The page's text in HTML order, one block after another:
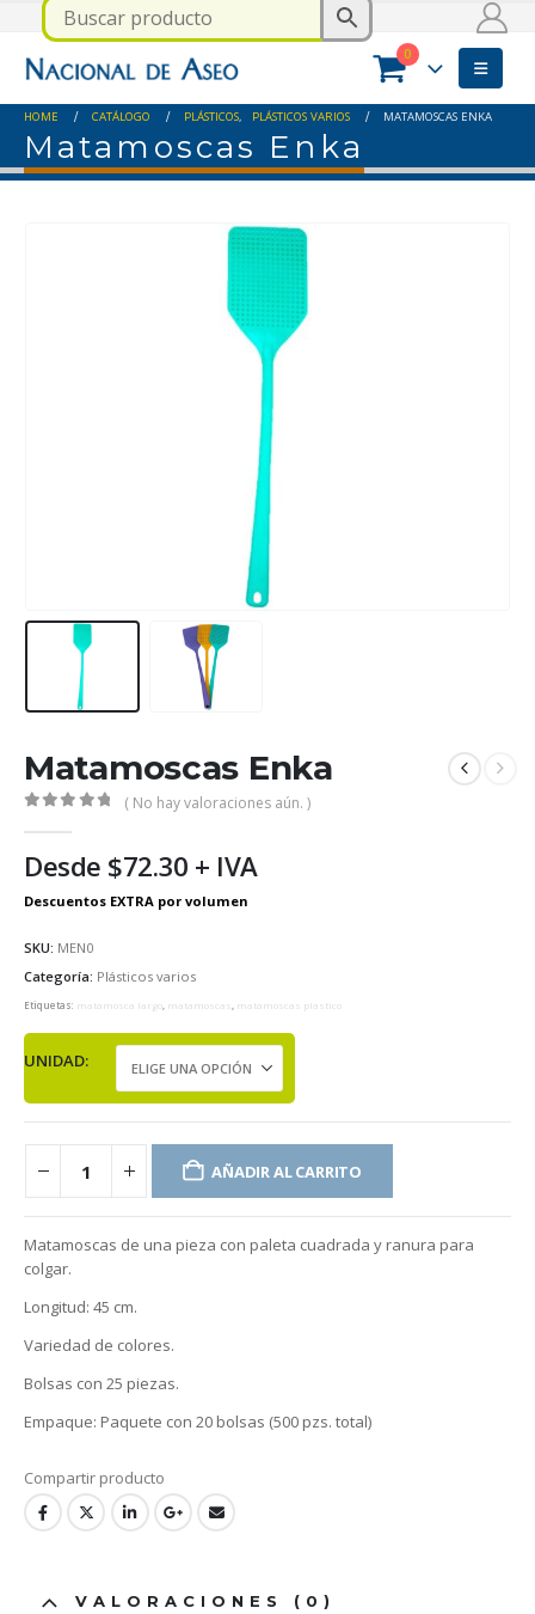
0
HOME CATÁLOGO PLÁSTICOS, PLÁSTICOS VARIOS MATAMOSCAS ENKA
Matamoscas Enka
Matamoscas Enka
( No hay valoraciones aún. )
Desde $72.30 + IVA
SKU: MEN0
Categoría: Plásticos varios
Etiquetas: matamosca largo, matamoscas , matamoscas plastico
UNIDAD
AÑADIR AL CARRITO
Matamoscas de una pieza con paleta cuadrada y ranura para
colgar.
Longitud: 45 cm.
Variedad de colores.
Bolsas con 25 piezas.
Empaque: Paquete con 20 bolsas (500 pzs. total)
VALORACIONES (0)